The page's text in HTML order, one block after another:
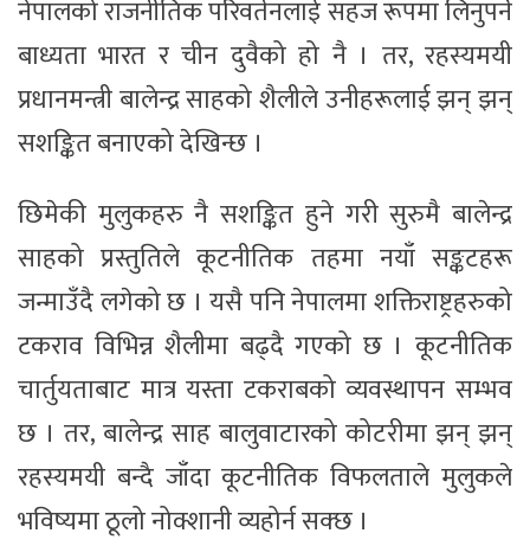
नेपालको राजनीतिक परिवर्तनलाई सहज रूपमा लिनुपर्ने
बाध्यता भारत र चीन दुवैको हो नै । तर, रहस्यमयी
प्रधानमन्त्री बालेन्द्र साहको शैलीले उनीहरूलाई झन् झन्
सशङ्कित बनाएको देखिन्छ ।
छिमेकी मुलुकहरु नै सशङ्कित हुने गरी सुरुमै बालेन्द्र
साहको प्रस्तुतिले कूटनीतिक तहमा नयाँ सङ्कटहरू
जन्माउँदै लगेको छ । यसै पनि नेपालमा शक्तिराष्ट्रहरुको
टकराव विभिन्न शैलीमा बढ्दै गएको छ । कूटनीतिक
चार्तुयताबाट मात्र यस्ता टकराबको व्यवस्थापन सम्भव
छ । तर, बालेन्द्र साह बालुवाटारको कोटरीमा झन् झन्
रहस्यमयी बन्दै जाँदा कूटनीतिक विफलताले मुलुकले
भविष्यमा ठूलो नोक्शानी व्यहोर्न सक्छ ।